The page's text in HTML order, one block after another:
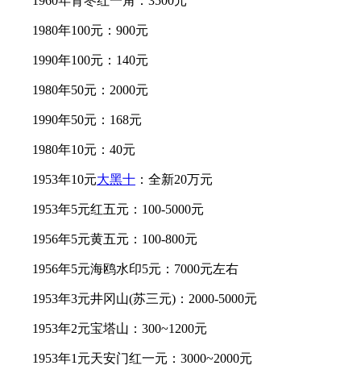
1980年100元：900元
1990年100元：140元
1980年50元：2000元
1990年50元：168元
1980年10元：40元
1953年10元大黑十 ：全新20万元
1953年5元红五元：100-5000元
1956年5元黄五元：100-800元
1956年5元海鸥水印5元：7000元左右
1953年3元井冈山(苏三元)：2000-5000元
1953年2元宝塔山：300~1200元
1953年1元天安门红一元：3000~2000元